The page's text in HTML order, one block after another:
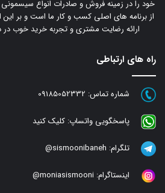
خود را در زمینه فروش و صادرات انواع
از برنامه های اصلی کسب و کار ما است و بر
ارائه رضایت مشتری و تجربه خرید خوب
راه های ارتباطی
شماره تماس: 09185052332
پاسخگویی واتساپ: کلیک کنید
تلگرام: sismoonibaneh@
اینستاگرام: moniasismooni@